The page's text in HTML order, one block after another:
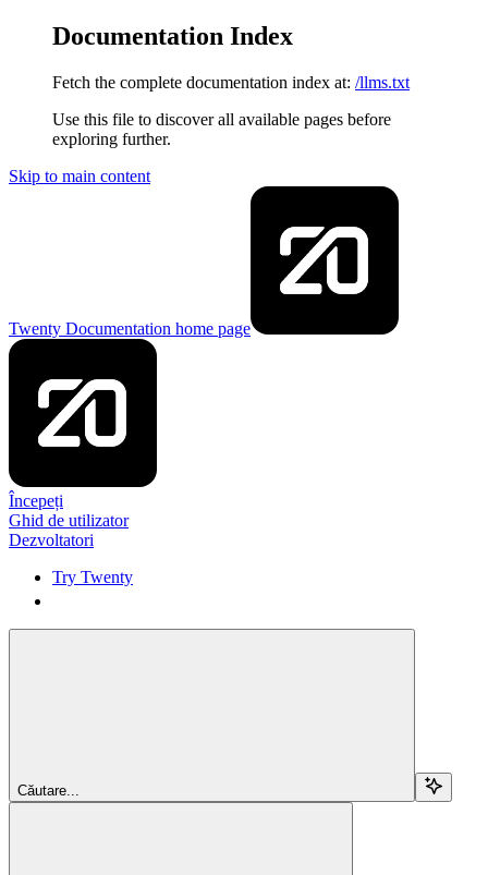
Documentation Index
Fetch the complete documentation index at: /llms.txt
Use this file to discover all available pages before
exploring further.
Skip to main content
Twenty Documentation home page
Începeți
Ghid de utilizator
Dezvoltatori
Try Twenty
Căutare...